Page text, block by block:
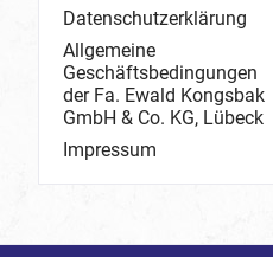
Datenschutzerklärung
Allgemeine
Geschäftsbedingungen
der Fa. Ewald Kongsbak
GmbH & Co. KG, Lübeck
Impressum